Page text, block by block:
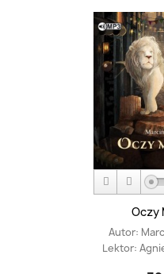
Oczy
Autor:
Lektor: